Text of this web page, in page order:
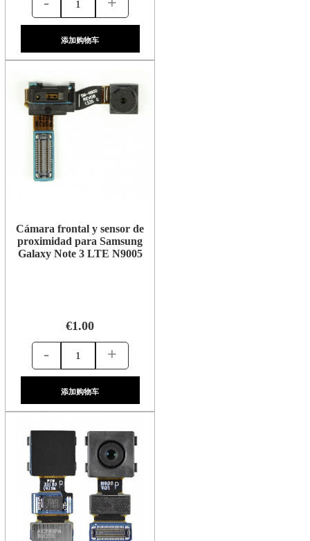
添加购物车
Cámara frontal y sensor de
proximidad para Samsung
Galaxy Note 3 LTE N9005
€1.00
- +
添加购物车